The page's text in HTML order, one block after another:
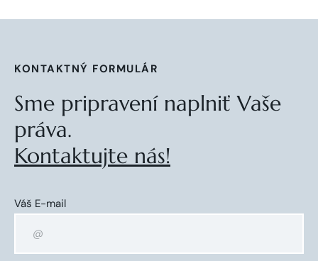
KONTAKTNÝ FORMULÁR
Sme pripravení naplniť Vaše
práva.
Kontaktujte nás!
Váš E-mail